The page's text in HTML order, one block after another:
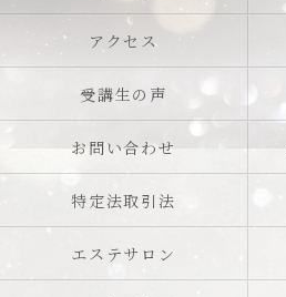
アクセス
受講生の声
お問い合わせ
特定法取引法
エステサロン